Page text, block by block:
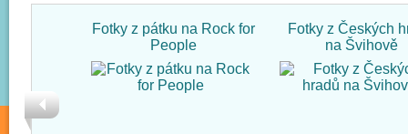
Fotky z pátku na Rock for
People
Fotky z Českých
na Švihově